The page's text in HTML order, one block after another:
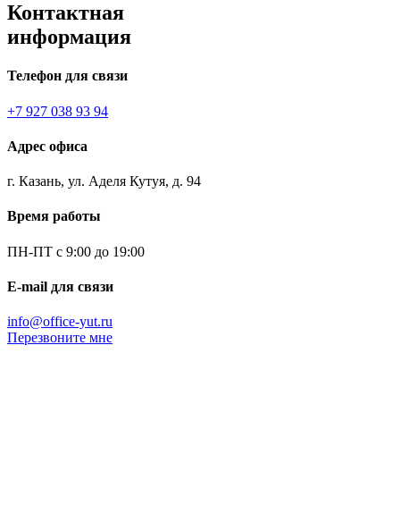
Контактная
информация
Телефон для связи
+7 927 038 93 94
Адрес офиса
г. Казань, ул. Аделя Кутуя, д. 94
Время работы
ПН-ПТ с 9:00 до 19:00
E-mail для связи
info@office-yut.ru
Перезвоните мне